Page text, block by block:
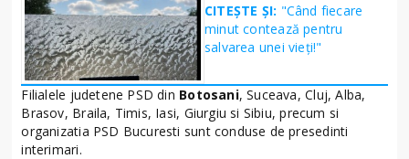
CITEȘTE ȘI: "Când fiecare
minut contează pentru
salvarea unei vieți!"
Filialele judetene PSD din Botosani, Suceava, Cluj, Alba,
Brasov, Braila, Timis, Iasi, Giurgiu si Sibiu, precum si
organizatia PSD Bucuresti sunt conduse de presedinti
interimari.